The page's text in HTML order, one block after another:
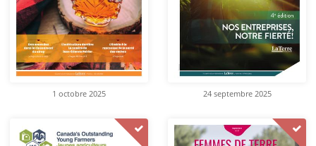
1 octobre 2025 24 septembre 2025